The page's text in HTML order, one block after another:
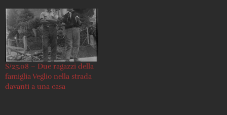
S/25.08 – Due ragazzi della
famiglia Veglio nella strada
davanti a una casa